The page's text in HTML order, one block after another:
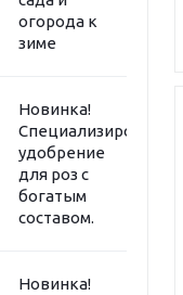
огорода к
зиме
Новинка!
Специализированное
удобрение
для роз с
богатым
составом.
Новинка!